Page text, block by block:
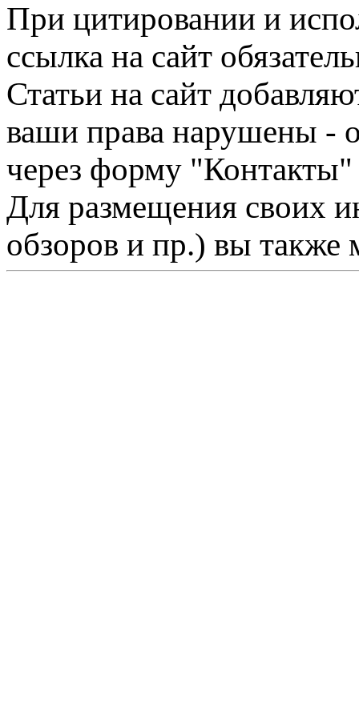
При цитировании и
ссылка на сайт
Статьи на сайт
ваши права нарушены -
через форму "Контакты"
Для размещения своих
обзоров и пр.) вы также